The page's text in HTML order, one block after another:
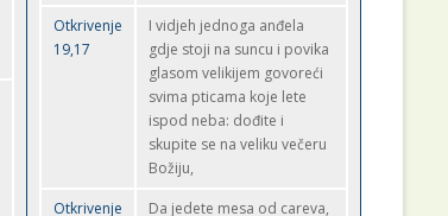
Otkrivenje
19,17
I vidjeh jednoga anđela
gdje stoji na suncu i povika
glasom velikijem govoreći
svima pticama koje lete
ispod neba: dođite i
skupite se na veliku večeru
Božiju,
Otkrivenje
Da jedete mesa od careva,